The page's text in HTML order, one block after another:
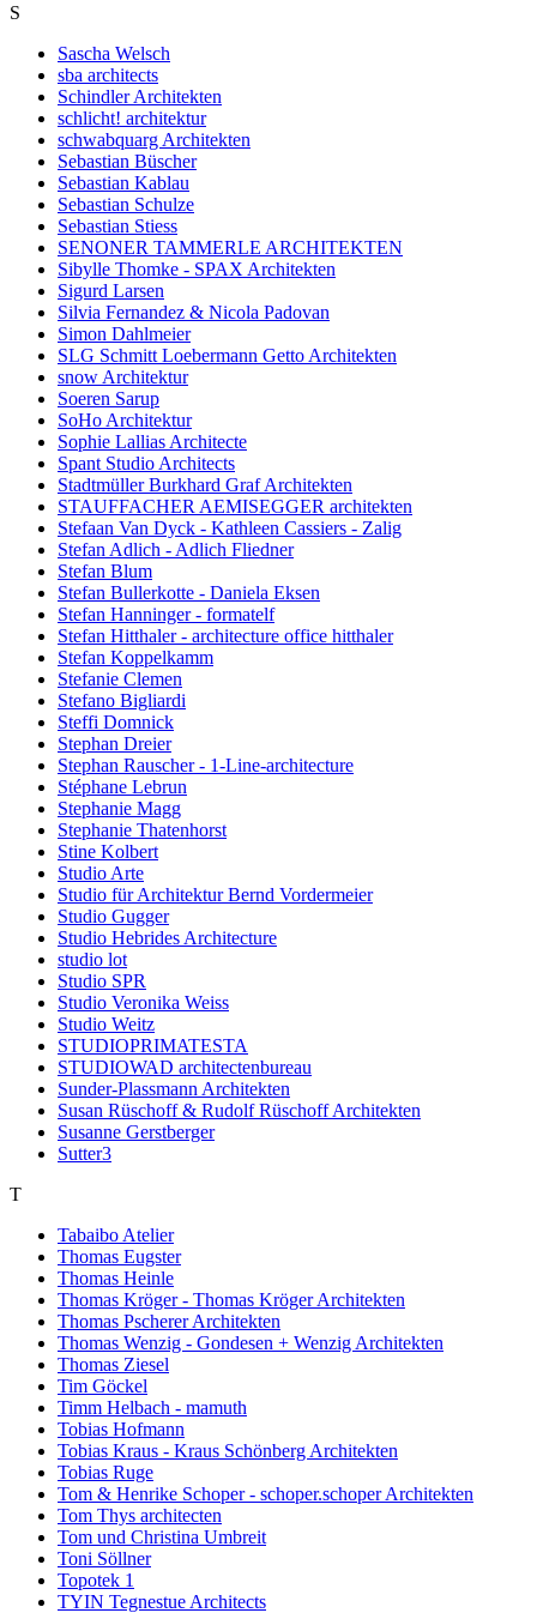
S
Sascha Welsch
sba architects
Schindler Architekten
schlicht! architektur
schwabquarg Architekten
Sebastian Büscher
Sebastian Kablau
Sebastian Schulze
Sebastian Stiess
SENONER TAMMERLE ARCHITEKTEN
Sibylle Thomke - SPAX Architekten
Sigurd Larsen
Silvia Fernandez & Nicola Padovan
Simon Dahlmeier
SLG Schmitt Loebermann Getto Architekten
snow Architektur
Soeren Sarup
SoHo Architektur
Sophie Lallias Architecte
Spant Studio Architects
Stadtmüller Burkhard Graf Architekten
STAUFFACHER AEMISEGGER architekten
Stefaan Van Dyck - Kathleen Cassiers - Zalig
Stefan Adlich - Adlich Fliedner
Stefan Blum
Stefan Bullerkotte - Daniela Eksen
Stefan Hanninger - formatelf
Stefan Hitthaler - architecture office hitthaler
Stefan Koppelkamm
Stefanie Clemen
Stefano Bigliardi
Steffi Domnick
Stephan Dreier
Stephan Rauscher - 1-Line-architecture
Stéphane Lebrun
Stephanie Magg
Stephanie Thatenhorst
Stine Kolbert
Studio Arte
Studio für Architektur Bernd Vordermeier
Studio Gugger
Studio Hebrides Architecture
studio lot
Studio SPR
Studio Veronika Weiss
Studio Weitz
STUDIOPRIMATESTA
STUDIOWAD architectenbureau
Sunder-Plassmann Architekten
Susan Rüschoff & Rudolf Rüschoff Architekten
Susanne Gerstberger
Sutter3
T
Tabaibo Atelier
Thomas Eugster
Thomas Heinle
Thomas Kröger - Thomas Kröger Architekten
Thomas Pscherer Architekten
Thomas Wenzig - Gondesen + Wenzig Architekten
Thomas Ziesel
Tim Göckel
Timm Helbach - mamuth
Tobias Hofmann
Tobias Kraus - Kraus Schönberg Architekten
Tobias Ruge
Tom & Henrike Schoper - schoper.schoper Architekten
Tom Thys architecten
Tom und Christina Umbreit
Toni Söllner
Topotek 1
TYIN Tegnestue Architects